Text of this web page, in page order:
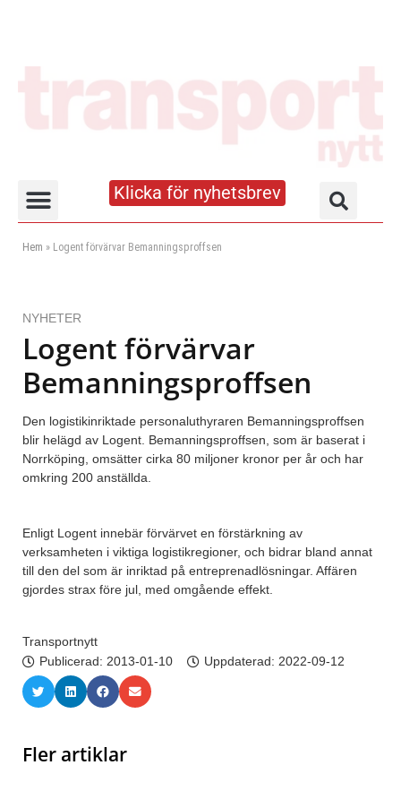
Klicka för nyhetsbrev
Hem » Logent förvärvar Bemanningsproffsen
NYHETER
Logent förvärvar
Bemanningsproffsen
Den logistikinriktade personaluthyraren Bemanningsproffsen
blir helägd av Logent. Bemanningsproffsen, som är baserat i
Norrköping, omsätter cirka 80 miljoner kronor per år och har
omkring 200 anställda.
Enligt Logent innebär förvärvet en förstärkning av
verksamheten i viktiga logistikregioner, och bidrar bland annat
till den del som är inriktad på entreprenadlösningar. Affären
gjordes strax före jul, med omgående effekt.
Transportnytt
Publicerad: 2013-01-10 Uppdaterad: 2022-09-12
Fler artiklar